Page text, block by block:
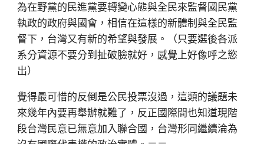
為在野黨的民進黨要轉變心態與全民來監督國民黨
執政的政府與國會，相信在這樣的新體制與全民監
督下，台灣又有新的希望與發展。（只要選後各派
系分資源不要分到扯破臉就好，感覺上好像呼之慾
出）
覺得最可惜的反倒是公民投票沒過，這類的議題未
來幾年內要再舉辦就難了，反正國際間也知道現階
段台灣民意已無意加入聯合國，台灣形同繼續淪為